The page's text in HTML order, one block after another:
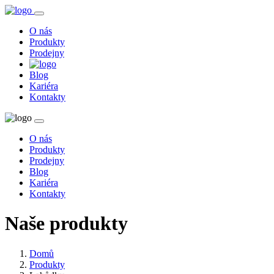
O nás
Produkty
Prodejny
Blog
Kariéra
Kontakty
O nás
Produkty
Prodejny
Blog
Kariéra
Kontakty
Naše produkty
Domů
Produkty